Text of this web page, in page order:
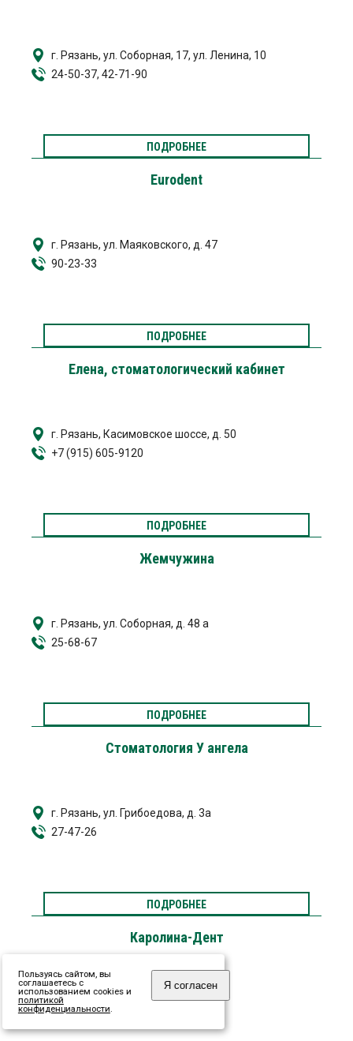
г. Рязань, ул. Соборная, 17, ул. Ленина, 10
24-50-37, 42-71-90
ПОДРОБНЕЕ
Eurodent
г. Рязань, ул. Маяковского, д. 47
90-23-33
ПОДРОБНЕЕ
Елена, стоматологический кабинет
г. Рязань, Касимовское шоссе, д. 50
+7 (915) 605-9120
ПОДРОБНЕЕ
Жемчужина
г. Рязань, ул. Соборная, д. 48 а
25-68-67
ПОДРОБНЕЕ
Стоматология У ангела
г. Рязань, ул. Грибоедова, д. 3а
27-47-26
ПОДРОБНЕЕ
Каролина-Дент
г. Рязань, ул. Сенная, д.8
Пользуясь сайтом, вы
соглашаетесь с
использованием cookies и
политикой
конфиденциальности.
Я согласен